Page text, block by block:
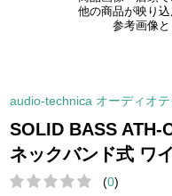
他の商品が映り込
参考画像と
audio-technica オーディオテ
SOLID BASS ATH-
ネックバンド式 ワ
(0)